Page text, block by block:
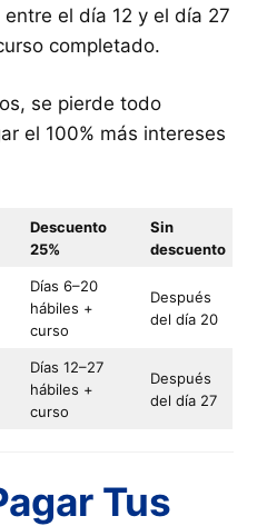
el día 12 y el día 27
completado.
se pierde todo
el 100% más intereses
Descuento
25%
Sin
descuento
Días 6–20
hábiles +
curso
Después
del día 20
Días 12–27
hábiles +
curso
Después
del día 27
Tus